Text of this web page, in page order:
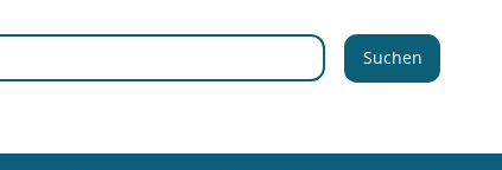
Suchen